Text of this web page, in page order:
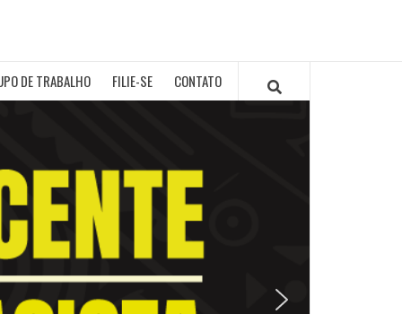
DE TRABALHO FILIE-SE CONTATO